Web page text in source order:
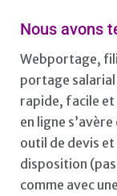
Nous avons
Webportage,
portage
rapide, facile et
en ligne
outil de devis
disposition
comme avec